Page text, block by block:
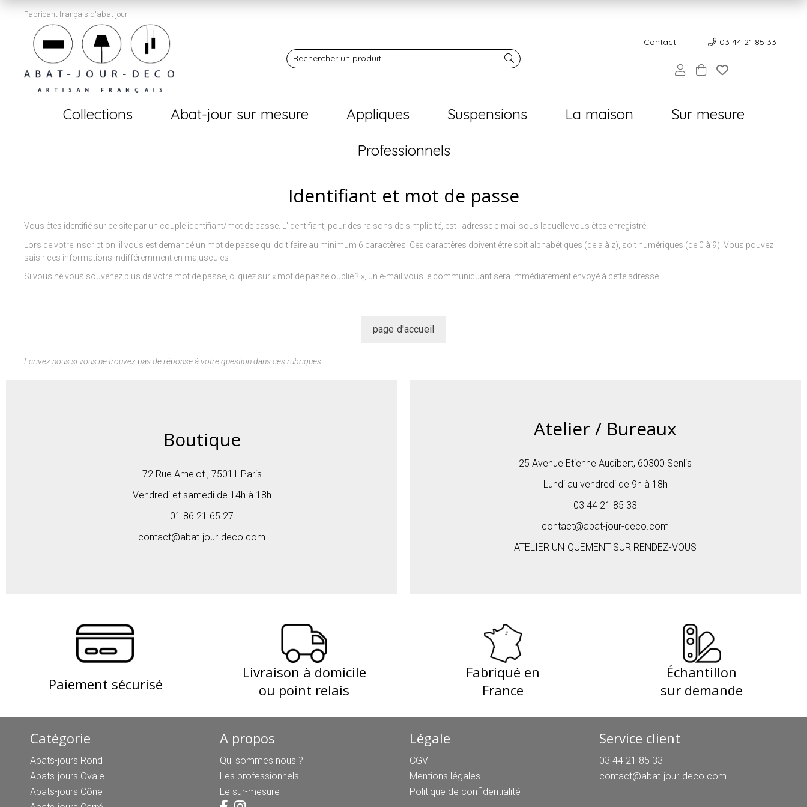
Fabricant français d'abat jour
Contact
03 44 21 85 33
Rechercher un produit
Collections Abat-jour sur mesure Appliques Suspensions La maison
Sur mesure
Professionnels
Identifiant et mot de passe
Vous êtes identifié sur ce site par un couple identifiant/mot de passe. L'identifiant, pour des raisons de simplicité, est l'adresse e-mail sous laquelle vous êtes enregistré.
Lors de votre inscription, il vous est demandé un mot de passe qui doit faire au minimum 6 caractères. Ces caractères doivent être soit alphabétiques (de a à z), soit numériques (de 0 à 9). Vous pouvez
saisir ces informations indifféremment en majuscules
Si vous ne vous souvenez plus de votre mot de passe, cliquez sur « mot de passe oublié ? », un e-mail vous le communiquant sera immédiatement envoyé à cette adresse.
Ecrivez nous si vous ne trouvez pas de réponse à votre question dans ces rubriques.
Boutique
72 Rue Amelot , 75011 Paris
Vendredi et samedi de 14h à 18h
01 86 21 65 27
contact@abat-jour-deco.com
Atelier / Bureaux
25 Avenue Etienne Audibert, 60300 Senlis
Lundi au vendredi de 9h à 18h
03 44 21 85 33
contact@abat-jour-deco.com
ATELIER UNIQUEMENT SUR RENDEZ-VOUS
Contact
Paiement sécurisé
Livraison à domicile
ou point relais
Fabriqué en
France
Échantillon
sur demande
Catégorie
Abats-jours Rond
Abats-jours Ovale
Abats-jours Cône
A propos
Qui sommes nous ?
Les professionnels
Le sur-mesure
Légale
CGV
Mentions légales
Politique de confidentialité
Service client
03 44 21 85 33
contact@abat-jour-deco.com